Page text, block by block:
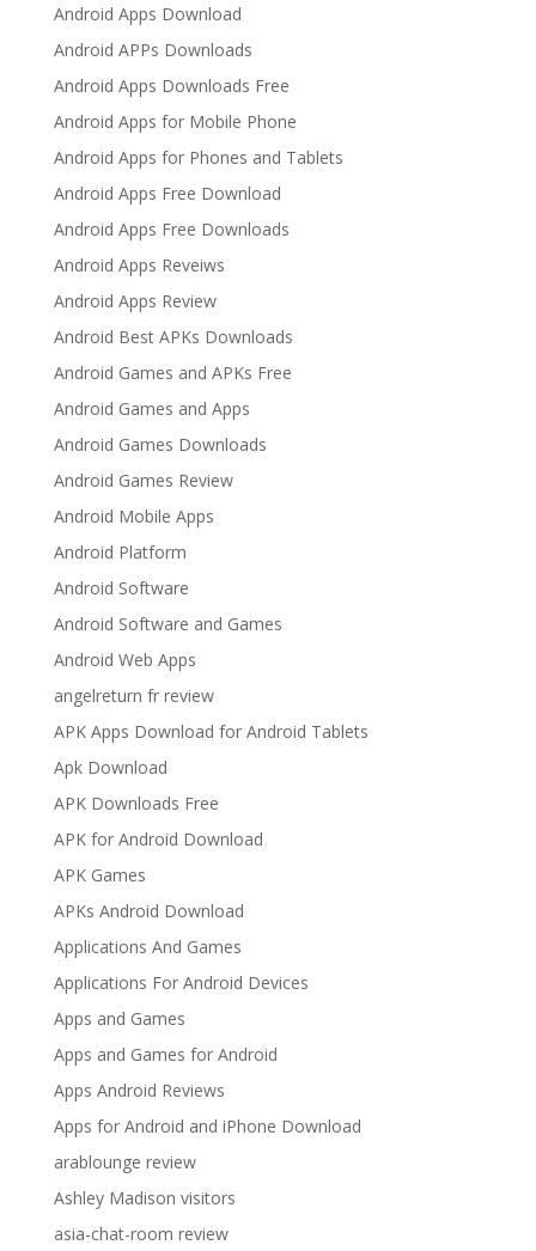
Android Apps Download
Android APPs Downloads
Android Apps Downloads Free
Android Apps for Mobile Phone
Android Apps for Phones and Tablets
Android Apps Free Download
Android Apps Free Downloads
Android Apps Reveiws
Android Apps Review
Android Best APKs Downloads
Android Games and APKs Free
Android Games and Apps
Android Games Downloads
Android Games Review
Android Mobile Apps
Android Platform
Android Software
Android Software and Games
Android Web Apps
angelreturn fr review
APK Apps Download for Android Tablets
Apk Download
APK Downloads Free
APK for Android Download
APK Games
APKs Android Download
Applications And Games
Applications For Android Devices
Apps and Games
Apps and Games for Android
Apps Android Reviews
Apps for Android and iPhone Download
arablounge review
Ashley Madison visitors
asia-chat-room review